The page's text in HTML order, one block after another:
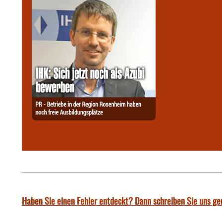
Haben Sie einen Fehler entdeckt? Dann schreiben Sie uns